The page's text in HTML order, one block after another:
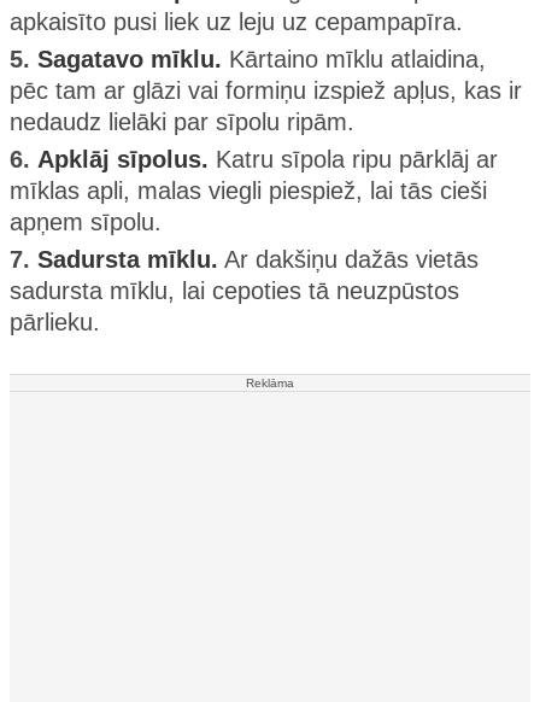
apkaisīto pusi liek uz leju uz cepampapīra.
5. Sagatavo mīklu. Kārtaino mīklu atlaidina,
pēc tam ar glāzi vai formiņu izspiež apļus, kas ir
nedaudz lielāki par sīpolu ripām.
6. Apklāj sīpolus. Katru sīpola ripu pārklāj ar
mīklas apli, malas viegli piespiež, lai tās cieši
apņem sīpolu.
7. Sadursta mīklu. Ar dakšiņu dažās vietās
sadursta mīklu, lai cepoties tā neuzpūstos
pārlieku.
Reklāma